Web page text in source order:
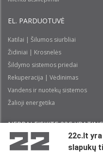
EL. PARDUOTUVĖ
Katilai | Šilumos siurbliai
Židiniai | Krosnelės
Šildymo sistemos priedai
Rekuperacija | Vėdinimas
Vandens ir nuotekų sistemos
Žalioji energetika
NEPRALEISKITE 22С
22c.lt
slapukų